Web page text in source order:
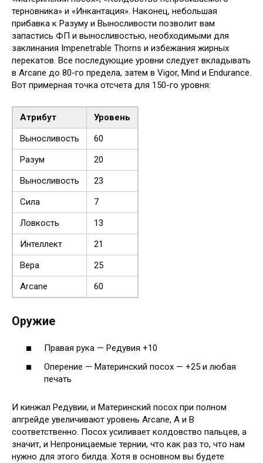
терновника» и «Инкантация». Наконец, небольшая
прибавка к Разуму и Выносливости позволит вам
запастись ФП и выносливостью, необходимыми для
заклинания Impenetrable Thorns и избежания жирных
перекатов. Все последующие уровни следует вкладывать
в Arcane до 80-го предела, затем в Vigor, Mind и Endurance.
Вот примерная точка отсчета для 150-го уровня:
Атрибут
Уровень
Выносливость
60
Разум
20
Выносливость
23
Сила
7
Ловкость
13
Интеллект
21
Вера
25
Arcane
60
Оружие
Правая рука — Редувия +10
Оперение — Материнский посох — +25 и любая
печать
И кинжал Редувии, и Материнский посох при полном
апгрейде увеличивают уровень Arcane, A и B
соответственно. Посох усиливает колдовство пальцев, а
значит, и Непроницаемые тернии, что как раз то, что нам
нужно для этого билда. Хотя в основном вы будете